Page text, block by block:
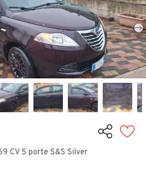
termine
CV 5 porte S&S Silver